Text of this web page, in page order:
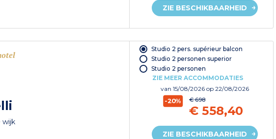
ZIE BESCHIKBAARHEID
wijk
Studio 2 pers. supérieur balcon
Studio 2 personen superior
Studio 2 personen
ZIE MEER ACCOMMODATIES
van 15/08/2026 op 22/08/2026
-20% € 698
€ 558,40
ZIE BESCHIKBAARHEID